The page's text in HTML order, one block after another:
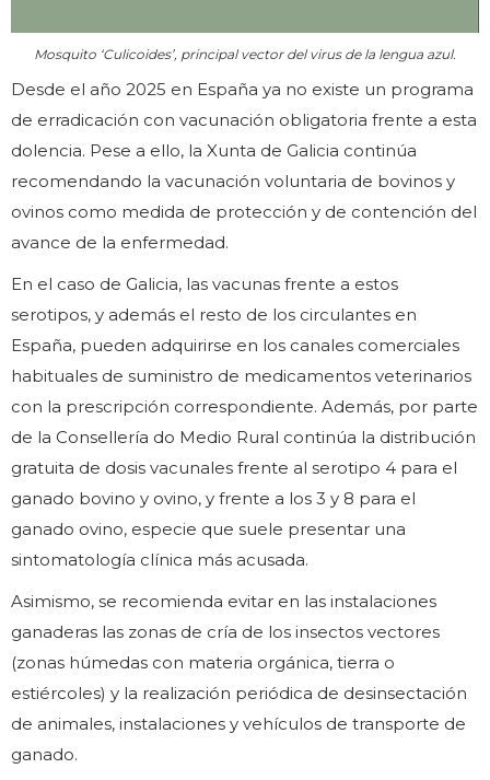
Mosquito ‘Culicoides’, principal vector del virus de la lengua azul.
Desde el año 2025 en España ya no existe un programa
de erradicación con vacunación obligatoria frente a esta
dolencia. Pese a ello, la Xunta de Galicia continúa
recomendando la vacunación voluntaria de bovinos y
ovinos como medida de protección y de contención del
avance de la enfermedad.
En el caso de Galicia, las vacunas frente a estos
serotipos, y además el resto de los circulantes en
España, pueden adquirirse en los canales comerciales
habituales de suministro de medicamentos veterinarios
con la prescripción correspondiente. Además, por parte
de la Consellería do Medio Rural continúa la distribución
gratuita de dosis vacunales frente al serotipo 4 para el
ganado bovino y ovino, y frente a los 3 y 8 para el
ganado ovino, especie que suele presentar una
sintomatología clínica más acusada.
Asimismo, se recomienda evitar en las instalaciones
ganaderas las zonas de cría de los insectos vectores
(zonas húmedas con materia orgánica, tierra o
estiércoles) y la realización periódica de desinsectación
de animales, instalaciones y vehículos de transporte de
ganado.